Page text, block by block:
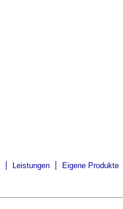
Leistungen Eigene Produkte